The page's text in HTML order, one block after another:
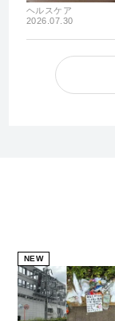
ヘルスケア
2026.07.30
NEW